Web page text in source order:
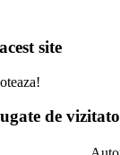
site
de